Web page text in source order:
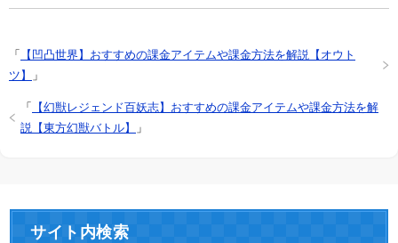
「
【凹凸世界】おすすめの課金アイテムや課金方法を解説【オウト
ツ】
」
「 【幻獣レジェンド百妖志】おすすめの課金アイテムや課金方法を解
説【東方幻獣バトル】
」
サイト内検索